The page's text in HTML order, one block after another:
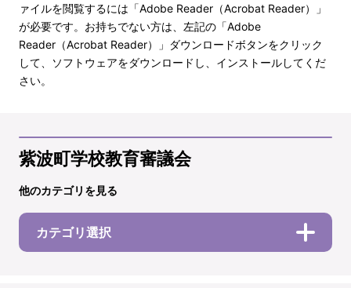
ァイルを閲覧するには「Adobe Reader（Acrobat Reader）」
が必要です。お持ちでない方は、左記の「Adobe
Reader（Acrobat Reader）」ダウンロードボタンをクリック
して、ソフトウェアをダウンロードし、インストールしてくだ
さい。
紫波町学校教育審議会
他のカテゴリを見る
カテゴリ選択